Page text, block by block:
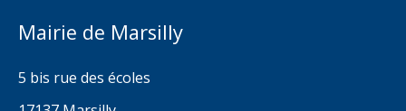
Mairie de Marsilly
5 bis rue des écoles